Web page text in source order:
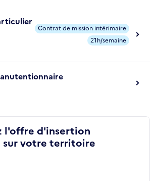
Contrat de mission intérimaire
21h/semaine
l'offre d'insertion
sur votre territoire